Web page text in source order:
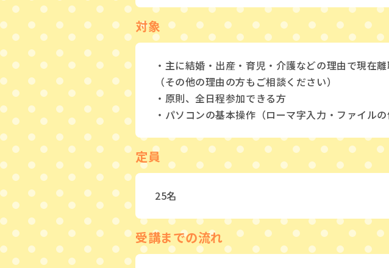
対象
・主に結婚・出産・育児・介護などの理由で現在
（その他の理由の方もご相談ください）
・原則、全日程参加できる方
・パソコンの基本操作（ローマ字入力・ファイル
定員
25名
受講までの流れ